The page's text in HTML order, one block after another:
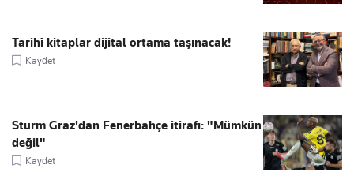
Tarihî kitaplar dijital ortama taşınacak!
Kaydet
Sturm Graz'dan Fenerbahçe itirafı: "Mümkün
değil"
Kaydet